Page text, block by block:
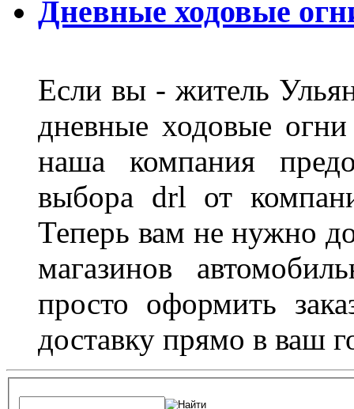
Дневные ходовые
Если вы - житель
дневные ходовые
наша компания
выбора drl от
Теперь вам не нужно
магазинов
просто оформить
доставку прямо в ваш